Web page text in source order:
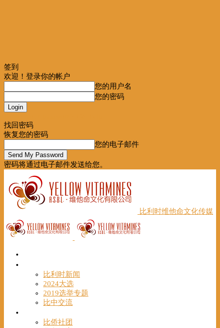
签到
欢迎！登录你的帐户
您的用户名
您的密码
找回密码
恢复您的密码
您的电子邮件
密码将通过电子邮件发送给您。
比利时维他命文化传媒
比利时新闻
2024大选
2019选举专题
比中交流
比侨社团